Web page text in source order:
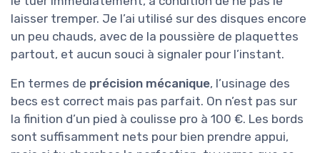
laisser tremper. Je l’ai utilisé sur des disques encore
un peu chauds, avec de la poussière de plaquettes
partout, et aucun souci à signaler pour l’instant.
En termes de précision mécanique, l’usinage des
becs est correct mais pas parfait. On n’est pas sur
la finition d’un pied à coulisse pro à 100 €. Les bords
sont suffisamment nets pour bien prendre appui,